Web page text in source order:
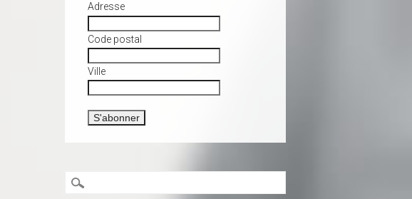
Adresse
Code postal
Ville